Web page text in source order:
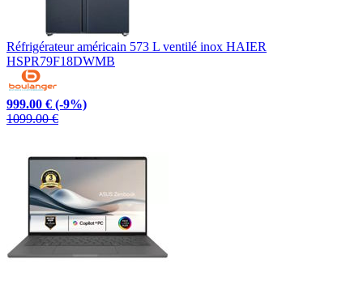
Réfrigérateur américain 573 L ventilé inox HAIER
HSPR79F18DWMB
999.00 € (-9%)
1099.00 €